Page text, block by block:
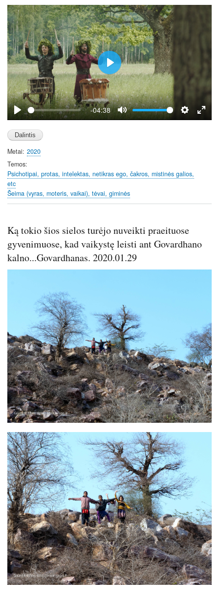
P
l
a
y
-04:38
M
S
n
E
r
P
l
a
y
Metai 2020
Temos
Psichotipai, protas, intelektas, netikras ego, čakros, mistinės galios,
etc
Šeima (vyras, moteris, vaikai), tėvai, giminės
Ką tokio šios sielos turėjo nuveikti praeituose
gyvenimuose, kad vaikystę leisti ant Govardhano
kalno...Govardhanas. 2020.01.29
Image